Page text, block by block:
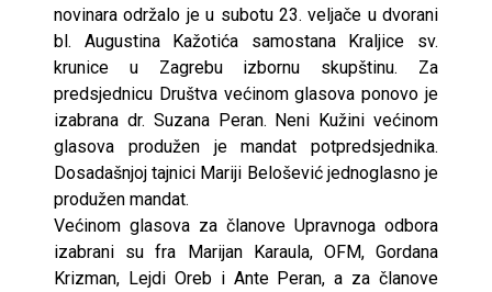
novinara održalo je u subotu 23. veljače u dvorani
bl. Augustina Kažotića samostana Kraljice sv.
krunice u Zagrebu izbornu skupštinu. Za
predsjednicu Društva većinom glasova ponovo je
izabrana dr. Suzana Peran. Neni Kužini većinom
glasova produžen je mandat potpredsjednika.
Dosadašnjoj tajnici Mariji Belošević jednoglasno je
produžen mandat.
Većinom glasova za članove Upravnoga odbora
izabrani su fra Marijan Karaula, OFM, Gordana
Krizman, Lejdi Oreb i Ante Peran, a za članove